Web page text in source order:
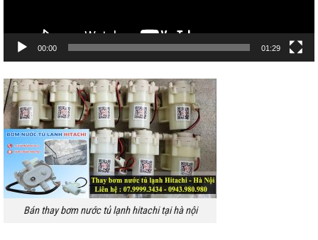
00:00 01:29
Bán thay bơm nước tủ lạnh hitachi tại hà nội